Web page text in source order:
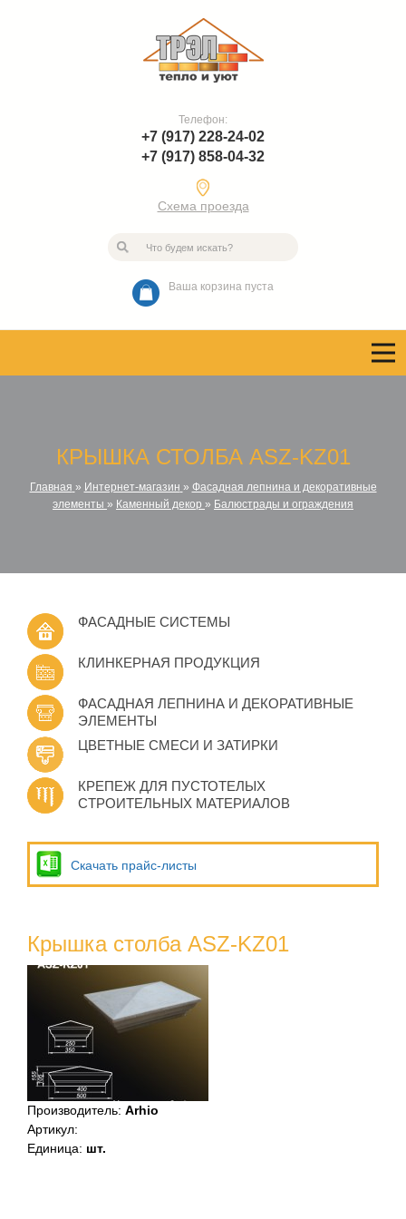
Телефон:
+7 (917) 228-24-02
+7 (917) 858-04-32
Схема проезда
Ваша корзина пуста
КРЫШКА СТОЛБА ASZ-KZ01
Главная » Интернет-магазин » Фасадная лепнина и декоративные
элементы » Каменный декор » Балюстрады и ограждения
ФАСАДНЫЕ СИСТЕМЫ
КЛИНКЕРНАЯ ПРОДУКЦИЯ
ФАСАДНАЯ ЛЕПНИНА И ДЕКОРАТИВНЫЕ
ЭЛЕМЕНТЫ
ЦВЕТНЫЕ СМЕСИ И ЗАТИРКИ
КРЕПЕЖ ДЛЯ ПУСТОТЕЛЫХ
СТРОИТЕЛЬНЫХ МАТЕРИАЛОВ
Скачать прайс-листы
Крышка столба ASZ-KZ01
Производитель: Arhio
Артикул:
Единица: шт.